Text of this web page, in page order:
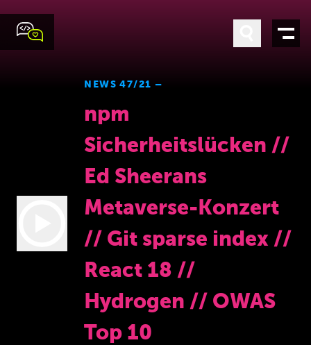
NEWS 47/21 –
npm
Sicherheitslücken //
Ed Sheerans
Metaverse-Konzert
// Git sparse index //
React 18 //
Hydrogen // OWAS
Top 10